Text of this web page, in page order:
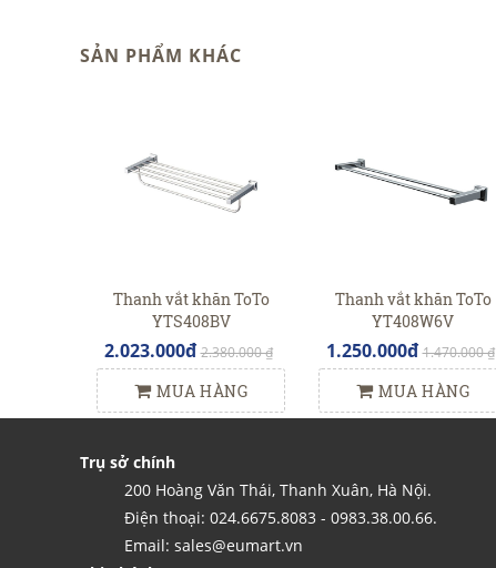
SẢN PHẨM KHÁC
Thanh vắt khăn ToTo
YTS408BV
2.023.000đ 2.380.000 ₫
MUA HÀNG
Thanh vắt khăn ToTo
YT408W6V
1.250.000đ 1.470.000 ₫
MUA HÀNG
Trụ sở chính
200 Hoàng Văn Thái, Thanh Xuân, Hà Nội.
Điện thoại: 024.6675.8083 - 0983.38.00.66.
Email: sales@eumart.vn